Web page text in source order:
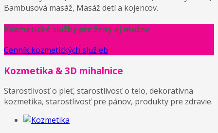
Bambusová masáž, Masáž detí a kojencov.
Kozmetické služby pre ženy aj mužov
Cenník kozmetických služieb
Kozmetika & 3D mihalnice
Starostlivosť o pleť, starostlivosť o telo, dekoratívna
kozmetika, starostlivosť pre pánov, produkty pre zdravie.